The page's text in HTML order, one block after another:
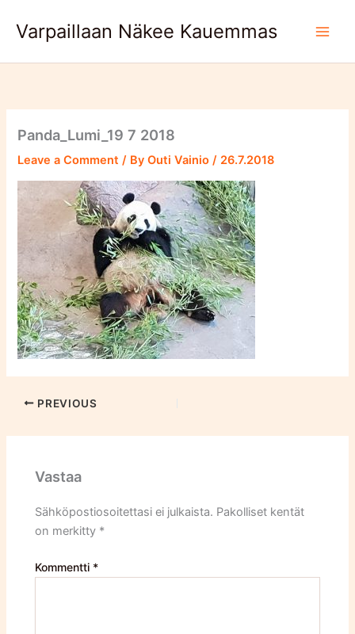
Varpaillaan Näkee Kauemmas
Panda_Lumi_19 7 2018
Leave a Comment / ByOuti Vainio/ 26.7.2018
PREVIOUS
Vastaa
Sähköpostiosoitettasi ei julkaista. Pakolliset kentät
on merkitty *
Kommentti *